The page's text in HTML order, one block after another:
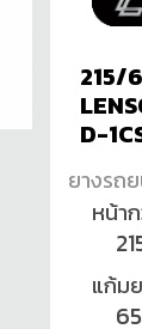
215/
D-
ยางรถ
หน้า
แก้ม
65